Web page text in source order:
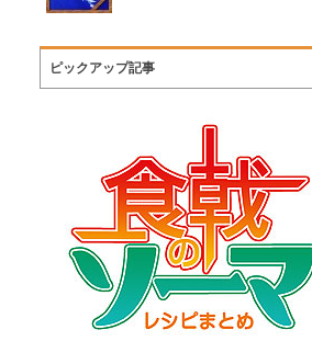
ピックアップ記事